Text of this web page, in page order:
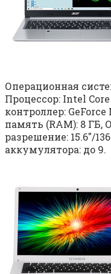
Операционная
Процессор: Intel Core
контроллер:
память (RAM): 8 ГБ,
разрешение: 15.6″/
аккумулятора: до 9.